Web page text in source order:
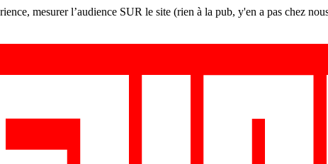
mesurer l’audience SUR le site (rien à la pub, y'en a pas chez